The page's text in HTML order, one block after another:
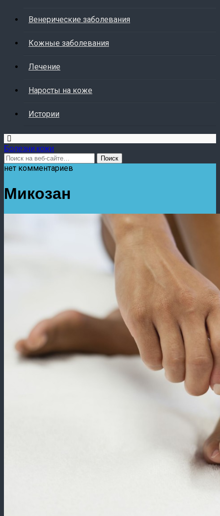
Венерические заболевания
Кожные заболевания
Лечение
Наросты на коже
Истории
Болезни кожи
нет комментариев
Микозан